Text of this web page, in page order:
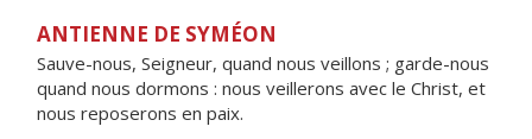
ANTIENNE DE SYMÉON
Sauve-nous, Seigneur, quand nous veillons ; garde-nous
quand nous dormons : nous veillerons avec le Christ, et
nous reposerons en paix.